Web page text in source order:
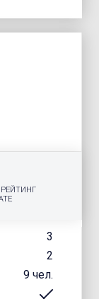
3
2
9 чел.